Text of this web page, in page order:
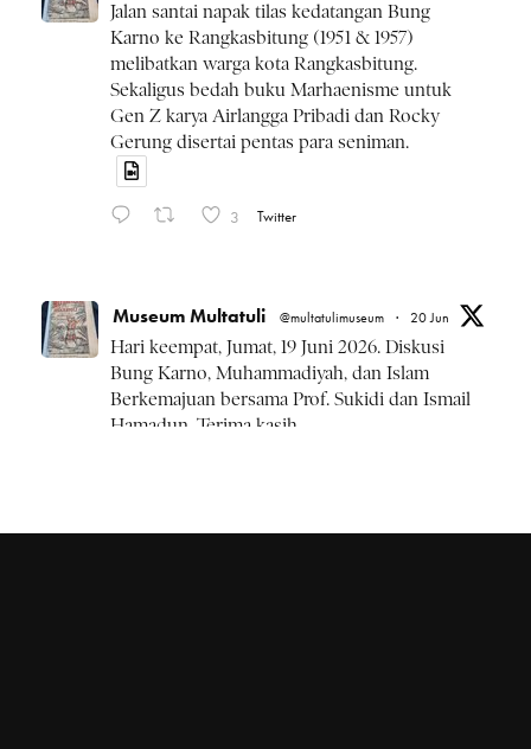
Jalan santai napak tilas kedatangan Bung
Karno ke Rangkasbitung (1951 & 1957)
melibatkan warga kota Rangkasbitung.
Sekaligus bedah buku Marhaenisme untuk
Gen Z karya Airlangga Pribadi dan Rocky
Gerung disertai pentas para seniman.
3 Twitter
Museum Multatuli @multatulimuseum · 20 Jun
Hari keempat, Jumat, 19 Juni 2026. Diskusi
Bung Karno, Muhammadiyah, dan Islam
Berkemajuan bersama Prof. Sukidi dan Ismail
Hamadun. Terima kasih.